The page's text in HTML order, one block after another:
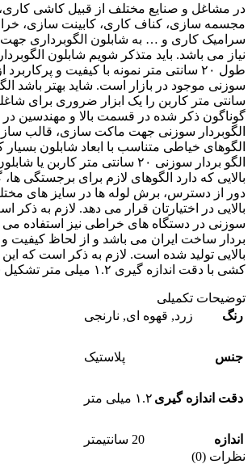
در مشاغل و صنایع مختلف از قبیل کاشی
مجسمه سازی، کناف کاری، کابینت سازی،
سرامیک کاری و … به شابلون الگوبرداری جهت
نیاز می باشد. باید متذکر شویم شابلون
طول ۲۰ سانتی متر نمونه با کیفیت و
سانتی متر کاربن را یک ابزار ضروری برای
گوناگون ذکر شده در قسمت بالا و مهندسین
الگوبردار سوزنی جهت ماکت سازی، قالب
الگوهای خیاطی متناسب با ابعاد شابلون بسیار
الگو بردار سوزنی ۲۰ سانتی متر
بالایی که دارد الگوهای لازم برای برجستگی
دور از دسترس، برش لوله ها در سایز های
بالایی در اختیارتان قرار می دهد. لازم به ذکر
سوزنی در دستگاه های خراطی نیز استفاده
بردار ساخت ایران می باشد و از لحاظ
بالایی تولید شده است. لازم به ذکر است که
کشی با دقت اندازه گیری ۱.۲ میلی متر تشکیل شده است.
توضیحات تکمیلی
رنگ
زرد, قهوه ای, نارنجی
جنس پلاستیک
دقت اندازه گیری ۱.۲ میلی متر
اندازه
20 سانتیمتر
نظرات (0)